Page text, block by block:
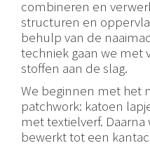
combineren en
structuren en
behulp van de
techniek gaan we met
stoffen aan de slag.
We beginnen met het
patchwork: katoen
met textielverf.
bewerkt tot een